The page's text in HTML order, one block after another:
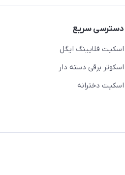
دسترسی سریع
اسکیت فلایینگ ایگل
اسکوتر برقی دسته دار
اسکیت دخترانه